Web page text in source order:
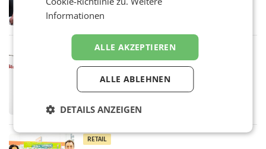
WIEN Die Österreichische Post AG hat im
ersten Halbjahr 2026 einen Konzernumsatz
einem Plus von 3,8 Prozent gegenüber dem
Vergleichszeitraum
MARKETING & MEDIA
ProSiebenSat.1 spart und macht
überraschend viel Gewinn
UNTERFÖHRING/MAILAND/AMSTERDAM. Der
Frühjahr dank Kostensenkungen operativ
RETAIL
Informationen
ALLE AKZEPTIEREN
ALLE ABLEHNEN
DETAILS ANZEIGEN